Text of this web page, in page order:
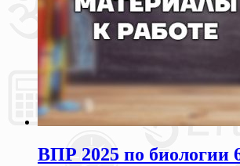
ВПР 2025 по биологии